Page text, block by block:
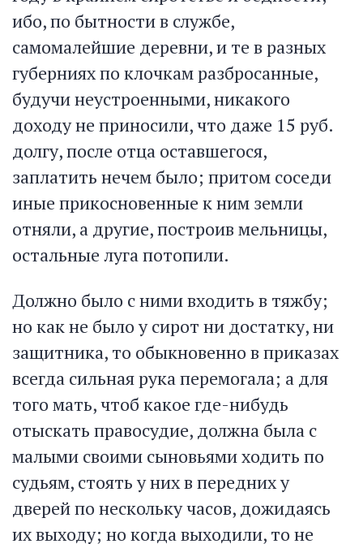
ибо, по бытности в службе,
самомалейшие деревни, и те в разных
губерниях по клочкам разбросанные,
будучи неустроенными, никакого
доходу не приносили, что даже 15 руб.
долгу, после отца оставшегося,
заплатить нечем было; притом соседи
иные прикосновенные к ним земли
отняли, а другие, построив мельницы,
остальные луга потопили.
Должно было с ними входить в тяжбу;
но как не было у сирот ни достатку, ни
защитника, то обыкновенно в приказах
всегда сильная рука перемогала; а для
того мать, чтоб какое где-нибудь
отыскать правосудие, должна была с
малыми своими сыновьями ходить по
судьям, стоять у них в передних у
дверей по нескольку часов, дожидаясь
их выходу; но когда выходили, то не